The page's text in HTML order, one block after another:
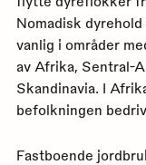
Nomadisk
vanlig i områder
av Afrika, Sentral-
Skandinavia. I
befolkningen
Fastboende